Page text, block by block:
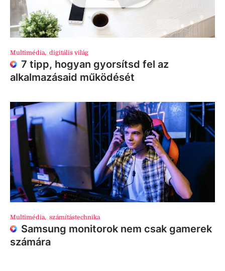
Multimédia, digitális világ
7 tipp, hogyan gyorsítsd fel az
alkalmazásaid működését
Multimédia, számítástechnika
Samsung monitorok nem csak gamerek
számára